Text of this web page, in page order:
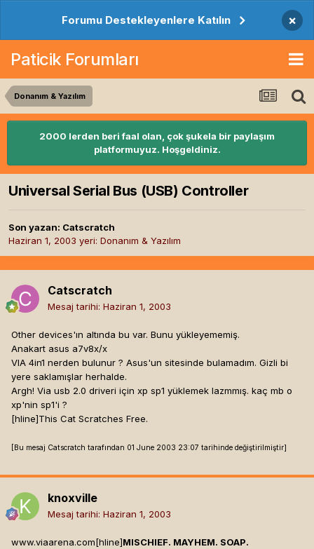
Forumu Destekleyenlere Katılın ×
Paticik Forumları
Donanım & Yazılım
2000 lerden beri faal olan, çok şukela bir paylaşım
platformuyuz. Hoşgeldiniz.
Universal Serial Bus (USB) Controller
Son yazan: Catscratch
Haziran 1, 2003 yeri: Donanım & Yazılım
Catscratch
Mesaj tarihi: Haziran 1, 2003
Other devices'ın altında bu var. Bunu yükleyememiş.
Anakart asus a7v8x/x
VIA 4in1 nerden bulunur ? Asus'un sitesinde bulamadım. Gizli bi
yere saklamışlar herhalde.
Argh! Via usb 2.0 driveri için xp sp1 yüklemek lazmmış. kaç mb o
xp'nin sp1'i ?
[hline]This Cat Scratches Free.
[Bu mesaj Catscratch tarafından 01 June 2003 23:07 tarihinde değiştirilmiştir]
knoxville
Mesaj tarihi: Haziran 1, 2003
www.viaarena.com[hline]MISCHIEF. MAYHEM. SOAP.